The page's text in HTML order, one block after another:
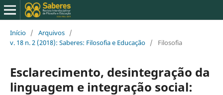
Início / Arquivos /
v. 18 n. 2 (2018): Saberes: Filosofia e Educação / Filosofia
Esclarecimento, desintegração da
linguagem e integração social: